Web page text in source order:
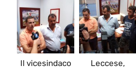
Il vicesindaco
Leccese,